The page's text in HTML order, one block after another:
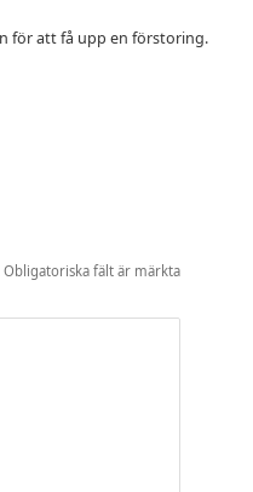
för att få upp en förstoring.
Obligatoriska fält är märkta